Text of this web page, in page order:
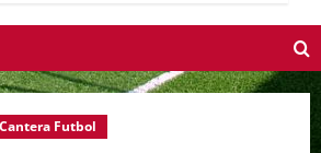
Futbol